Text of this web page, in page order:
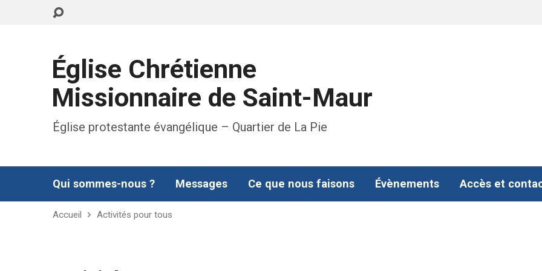
Église Chrétienne
Missionnaire de Saint-Maur
Église protestante évangélique – Quartier de La Pie
Qui sommes-nous ? Messages Ce que nous faisons Évènements Accès et
Accueil Activités pour tous